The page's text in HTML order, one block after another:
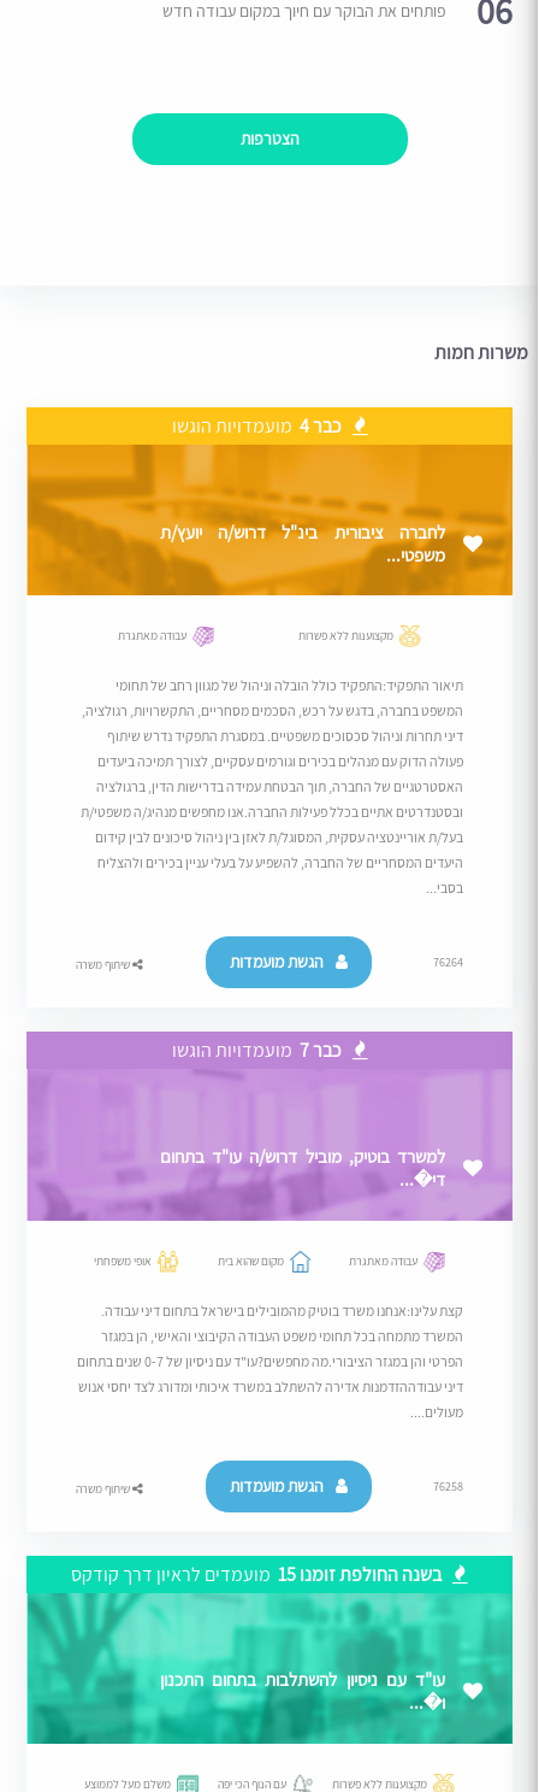
06 פותחים את הבוקר עם חיוך במקום עבודה חדש
הצטרפות
משרות חמות
כבר 4 מועמדויות הוגשו
לחברה ציבורית בינ"ל דרוש/ה יועץ/ת
משפטי...
מקצוענות ללא פשרות עבודה מאתגרת
תיאור התפקיד:התפקיד כולל הובלה וניהול של מגוון רחב של תחומי
המשפט בחברה, בדגש על רכש, הסכמים מסחריים, התקשרויות, רגולציה,
דיני תחרות וניהול סכסוכים משפטיים. במסגרת התפקיד נדרש שיתוף
פעולה הדוק עם מנהלים בכירים וגורמים עסקיים, לצורך תמיכה ביעדים
האסטרטגיים של החברה, תוך הבטחת עמידה בדרישות הדין, ברגולציה
ובסטנדרטים אתיים בכלל פעילות החברה.אנו מחפשים מנהיג/ה משפטי/ת
בעל/ת אוריינטציה עסקית, המסוגל/ת לאזן בין ניהול סיכונים לבין קידום
היעדים המסחריים של החברה, להשפיע על בעלי עניין בכירים ולהצליח
בסבי...
76264 הגשת מועמדות שיתוף משרה
כבר 7 מועמדויות הוגשו
למשרד בוטיק, מוביל דרוש/ה עו"ד בתחום
די�...
עבודה מאתגרת מקום שהוא בית אופי משפחתי
קצת עלינו:אנחנו משרד בוטיק מהמובילים בישראל בתחום דיני עבודה.
המשרד מתמחה בכל תחומי משפט העבודה הקיבוצי והאישי, הן במגזר
הפרטי והן במגזר הציבורי.מה מחפשים?עו"ד עם ניסיון של 0-7 שנים בתחום
דיני עבודההזדמנות אדירה להשתלב במשרד איכותי ומדורג לצד יחסי אנוש
מעולים....
76258 הגשת מועמדות שיתוף משרה
בשנה החולפת זומנו 15 מועמדים לראיון דרך קודקס
עו"ד עם ניסיון להשתלבות בתחום התכנון
ו�...
מקצוענות ללא פשרות עם הנוף הכי יפה משלם מעל לממוצע